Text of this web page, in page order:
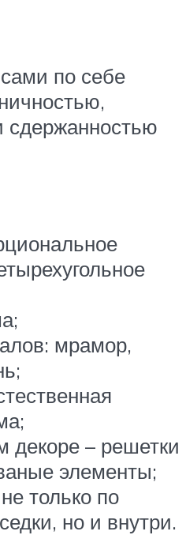
по себе
сдержанностью
мрамор,
декоре – решетки
элементы;
только по
но и внутри.